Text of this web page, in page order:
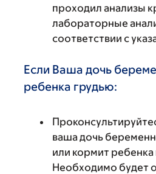
проходил анализы
лабораторные
соответствии с
Если Ваша дочь
ребенка грудью:
ваша дочь
или кормит
Необходимо будет